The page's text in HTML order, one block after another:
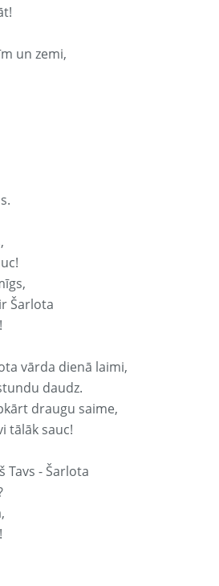
un zemi,
Šarlota
vārda dienā laimi,
daudz.
draugu saime,
tālāk sauc!
Tavs - Šarlota